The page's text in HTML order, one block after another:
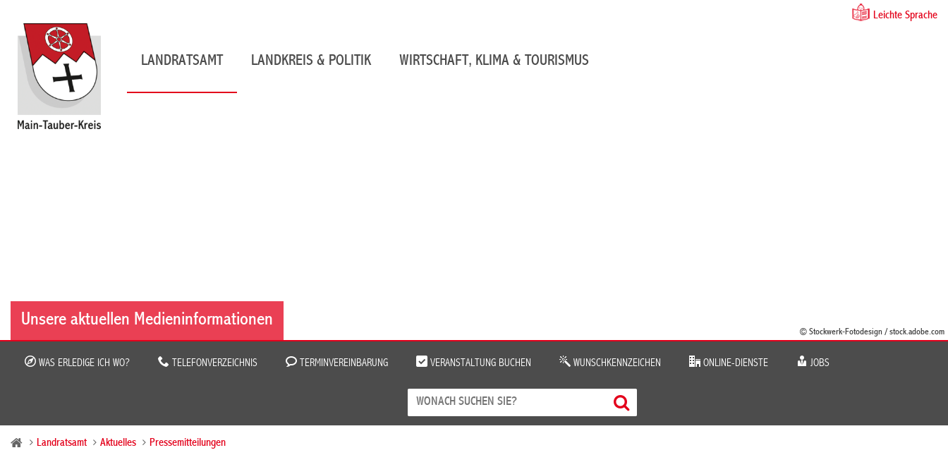
Leichte Sprache
LANDRATSAMT LANDKREIS & POLITIK WIRTSCHAFT, KLIMA & TOURISMUS
Unsere aktuellen Medieninformationen
© Stockwerk-Fotodesign / stock.adobe.com
WAS ERLEDIGE ICH WO? TELEFONVERZEICHNIS TERMINVEREINBARUNG VERANSTALTUNG BUCHEN WUNSCHKENNZEICHEN ONLINE-DIENSTE JOBS
Landratsamt Aktuelles Pressemitteilungen